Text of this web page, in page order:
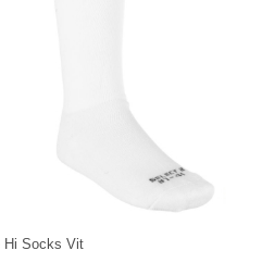
Hi Socks Vit